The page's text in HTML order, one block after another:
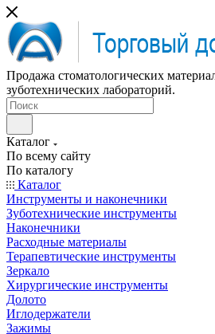
Продажа стоматологических
зуботехнических лабораторий.
Каталог
По всему сайту
По каталогу
Каталог
Инструменты и наконечники
Зуботехнические инструменты
Наконечники
Расходные материалы
Терапевтические инструменты
Зеркало
Хирургические инструменты
Долото
Иглодержатели
Зажимы